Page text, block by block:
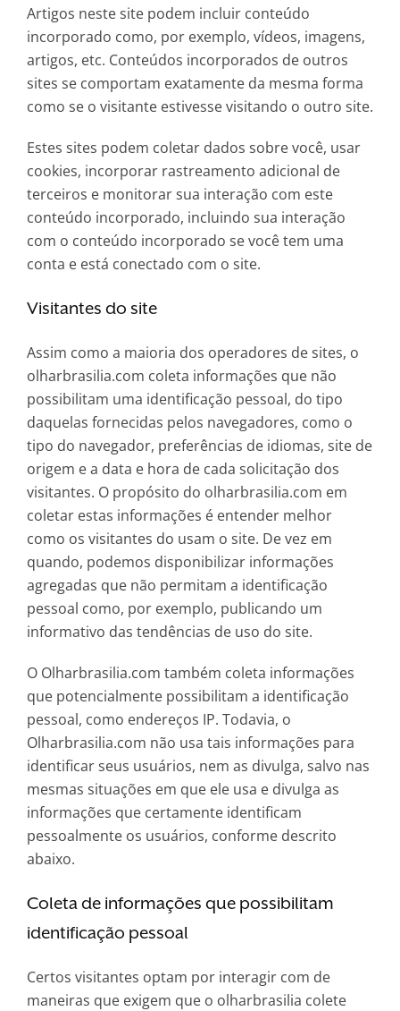
Artigos neste site podem incluir conteúdo
incorporado como, por exemplo, vídeos, imagens,
artigos, etc. Conteúdos incorporados de outros
sites se comportam exatamente da mesma forma
como se o visitante estivesse visitando o outro site.
Estes sites podem coletar dados sobre você, usar
cookies, incorporar rastreamento adicional de
terceiros e monitorar sua interação com este
conteúdo incorporado, incluindo sua interação
com o conteúdo incorporado se você tem uma
conta e está conectado com o site.
Visitantes do site
Assim como a maioria dos operadores de sites, o
olharbrasilia.com coleta informações que não
possibilitam uma identificação pessoal, do tipo
daquelas fornecidas pelos navegadores, como o
tipo do navegador, preferências de idiomas, site de
origem e a data e hora de cada solicitação dos
visitantes. O propósito do olharbrasilia.com em
coletar estas informações é entender melhor
como os visitantes do usam o site. De vez em
quando, podemos disponibilizar informações
agregadas que não permitam a identificação
pessoal como, por exemplo, publicando um
informativo das tendências de uso do site.
O Olharbrasilia.com também coleta informações
que potencialmente possibilitam a identificação
pessoal, como endereços IP. Todavia, o
Olharbrasilia.com não usa tais informações para
identificar seus usuários, nem as divulga, salvo nas
mesmas situações em que ele usa e divulga as
informações que certamente identificam
pessoalmente os usuários, conforme descrito
abaixo.
Coleta de informações que possibilitam
identificação pessoal
Certos visitantes optam por interagir com de
maneiras que exigem que o olharbrasilia colete